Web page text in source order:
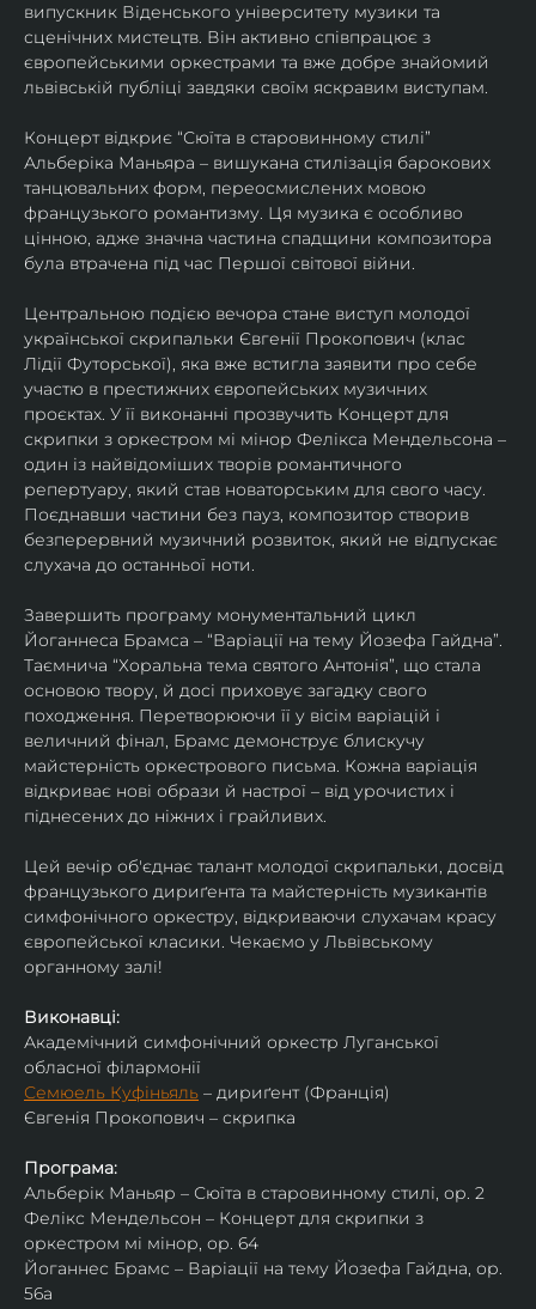
випускник Віденського університету музики та
сценічних мистецтв. Він активно співпрацює з
європейськими оркестрами та вже добре знайомий
львівській публіці завдяки своїм яскравим виступам.
Концерт відкриє “Сюїта в старовинному стилі”
Альберіка Маньяра – вишукана стилізація барокових
танцювальних форм, переосмислених мовою
французького романтизму. Ця музика є особливо
цінною, адже значна частина спадщини композитора
була втрачена під час Першої світової війни.
Центральною подією вечора стане виступ молодої
української скрипальки Євгенії Прокопович (клас
Лідії Футорської), яка вже встигла заявити про себе
участю в престижних європейських музичних
проєктах. У її виконанні прозвучить Концерт для
скрипки з оркестром мі мінор Фелікса Мендельсона –
один із найвідоміших творів романтичного
репертуару, який став новаторським для свого часу.
Поєднавши частини без пауз, композитор створив
безперервний музичний розвиток, який не відпускає
слухача до останньої ноти.
Завершить програму монументальний цикл
Йоганнеса Брамса – “Варіації на тему Йозефа Гайдна”.
Таємнича “Хоральна тема святого Антонія”, що стала
основою твору, й досі приховує загадку свого
походження. Перетворюючи її у вісім варіацій і
величний фінал, Брамс демонструє блискучу
майстерність оркестрового письма. Кожна варіація
відкриває нові образи й настрої – від урочистих і
піднесених до ніжних і грайливих.
Цей вечір об'єднає талант молодої скрипальки, досвід
французького дириґента та майстерність музикантів
симфонічного оркестру, відкриваючи слухачам красу
європейської класики. Чекаємо у Львівському
органному залі!
Виконавці:
Академічний симфонічний оркестр Луганської
обласної філармонії
Семюель Куфіньяль – дириґент (Франція)
Євгенія Прокопович – скрипка
Програма:
Альберік Маньяр – Сюїта в старовинному стилі, ор. 2
Фелікс Мендельсон – Концерт для скрипки з
оркестром мі мінор, ор. 64
Йоганнес Брамс – Варіації на тему Йозефа Гайдна, ор.
56a